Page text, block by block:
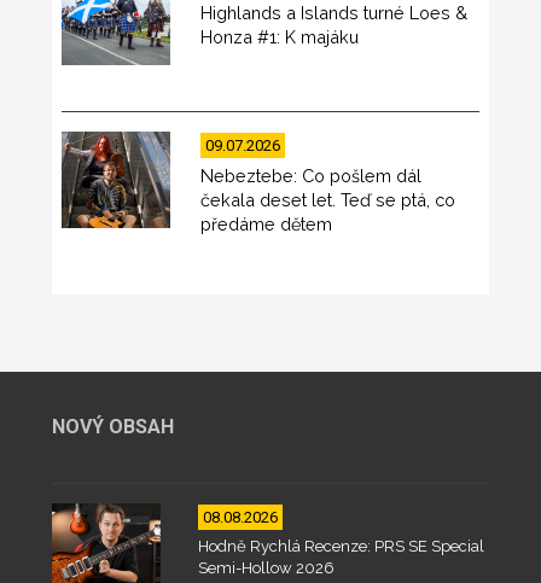
Highlands a Islands turné Loes &
Honza #1: K majáku
09.07.2026
Nebeztebe: Co pošlem dál
čekala deset let. Teď se ptá, co
předáme dětem
NOVÝ OBSAH
08.08.2026
Hodně Rychlá Recenze: PRS SE Special
Semi-Hollow 2026